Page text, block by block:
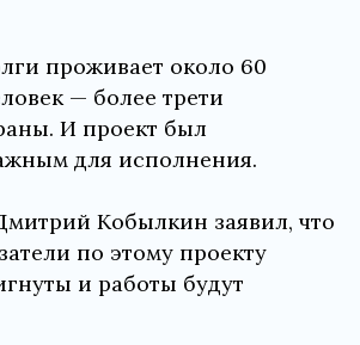
проживает около 60
— более трети
И проект был
для исполнения.
Кобылкин заявил, что
по этому проекту
и работы будут